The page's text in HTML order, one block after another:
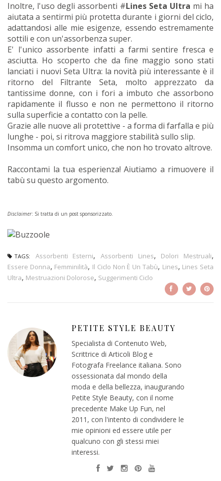
Inoltre, l'uso degli assorbenti #Lines Seta Ultra mi ha
aiutata a sentirmi più protetta durante i giorni del ciclo,
adattandosi alle mie esigenze, essendo estremamente
sottili e con un'assorbenza super.
E' l'unico assorbente infatti a farmi sentire fresca e
asciutta. Ho scoperto che da fine maggio sono stati
lanciati i nuovi Seta Ultra: la novità più interessante è il
ritorno del Filtrante Seta, molto apprezzato da
tantissime donne, con i fori a imbuto che assorbono
rapidamente il flusso e non ne permettono il ritorno
sulla superficie a contatto con la pelle.
Grazie alle nuove ali protettive - a forma di farfalla e più
lunghe - poi, si ritrova maggiore stabilità sullo slip.
Insomma un comfort unico, che non ho trovato altrove.
Raccontami la tua esperienza! Aiutiamo a rimuovere il
tabù su questo argomento.
Disclaimer: Si tratta di un post sponsorizzato.
TAGS: Assorbenti Esterni,Assorbenti Lines, Dolori Mestruali,
Essere Donna, Femminilità, Il Ciclo Non È Un Tabù, Lines, Lines Seta
Ultra, Mestruazioni Dolorose, Suggerimenti Ciclo
PETITE STYLE BEAUTY
Specialista di Contenuto Web,
Scrittrice di Articoli Blog e
Fotografa Freelance italiana. Sono
ossessionata dal mondo della
moda e della bellezza, inaugurando
Petite Style Beauty, con il nome
precedente Make Up Fun, nel
2011, con l'intento di condividere le
mie opinioni ed essere utile per
qualcuno con gli stessi miei
interessi.